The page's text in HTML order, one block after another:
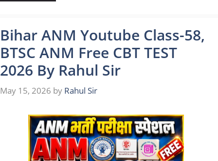
Bihar ANM Youtube Class-58,
BTSC ANM Free CBT TEST
2026 By Rahul Sir
May 15, 2026 by Rahul Sir